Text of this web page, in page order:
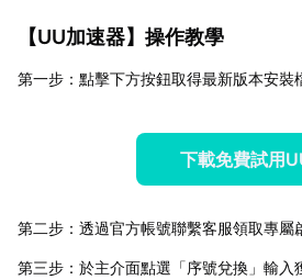
【UU加速器】操作教學
第一步：點擊下方按鈕取得最新版本安裝
下載免費試用
第二步：透過官方帳號聯繫客服領取專屬
第三步：於主介面點選「序號兌換」輸入